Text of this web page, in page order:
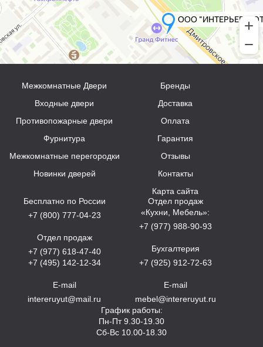
Межкомнатные Двери
Входные двери
Противопожарные двери
Фурнитура
Межкомнатные перегородки
Новинки дверей
Бренды
Доставка
Оплата
Гарантия
Отзывы
Контакты
Карта сайта
Бесплатно по России
+7 (800) 777-04-23
Отдел продаж
+7 (977) 618-47-40
+7 (495) 142-12-34
E-mail
intereruyut@mail.ru
Отдел продаж
«Кухни, Мебель»:
+7 (977) 988-90-93
Бухгалтерия
+7 (925) 912-72-63
E-mail
mebel@intereruyut.ru
График работы:
Пн-Пт 9.30-19.30
Сб-Вс 10.00-18.30